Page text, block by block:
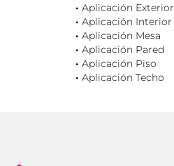
Aplicación Exterior
Aplicación Interior
Aplicación Mesa
Aplicación Pared
Aplicación Piso
Aplicación Techo